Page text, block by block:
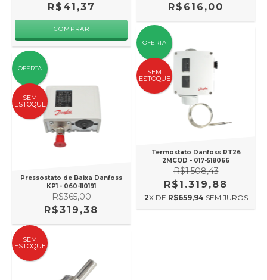
R$41,37 R$616,00
OFERTA
SEM
ESTOQUE
Pressostato de Baixa Danfoss
KP1 - 060-110191
R$365,00
R$319,38
OFERTA
SEM
ESTOQUE
Termostato Danfoss RT26
2MCOD - 017-518066
R$1.508,43
R$1.319,88
2X DE R$659,94 SEM JUROS
SEM
ESTOQUE